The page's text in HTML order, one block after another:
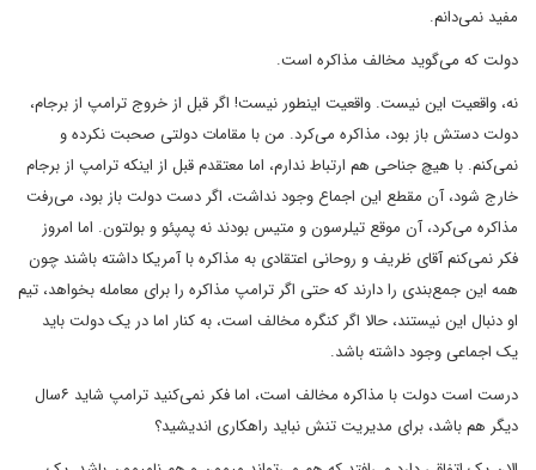
مفید نمی‌دانم.
دولت که می‌گوید مخالف مذاکره است.
نه، واقعیت این نیست. واقعیت اینطور نیست! اگر قبل از خروج ترامپ از برجام،
دولت دستش باز بود، مذاکره می‌کرد. من با مقامات دولتی صحبت نکرده و
نمی‌کنم. با هیچ جناحی هم ارتباط ندارم، اما معتقدم قبل از اینکه ترامپ از برجام
خارج شود، آن مقطع این اجماع وجود نداشت، اگر دست دولت باز بود، می‌رفت
مذاکره می‌کرد، آن موقع تیلرسون و متیس بودند نه پمپئو و بولتون. اما امروز
فکر نمی‌کنم آقای ظریف و روحانی اعتقادی به مذاکره با آمریکا داشته باشند چون
همه این جمع‌بندی را دارند که حتی اگر ترامپ مذاکره را برای معامله بخواهد، تیم
او دنبال این نیستند، حالا اگر کنگره مخالف است، به کنار اما در یک دولت باید
یک اجماعی وجود داشته باشد.
درست است دولت با مذاکره مخالف است، اما فکر نمی‌کنید ترامپ شاید ۶سال
دیگر هم باشد، برای مدیریت تنش نباید راهکاری اندیشید؟